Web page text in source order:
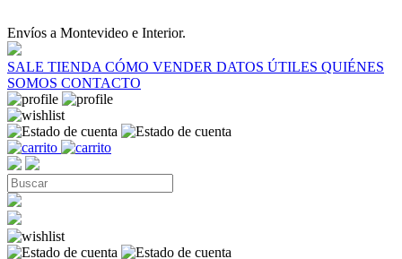
Envíos a Montevideo e Interior.
SALE TIENDA CÓMO VENDER DATOS ÚTILES QUIÉNES
SOMOS CONTACTO